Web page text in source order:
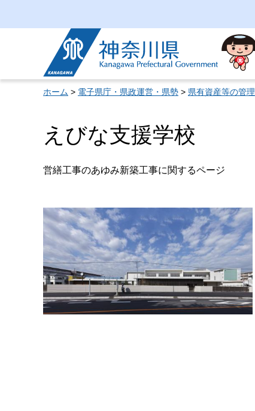
神奈川県
ホーム > 電子県庁・県政運営・県勢 > 県有資産等の管理
えびな支援学校
営繕工事のあゆみ新築工事に関するページ